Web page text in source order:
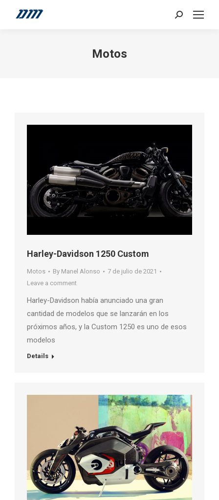
Search:
Motos
Harley-Davidson 1250 Custom
Motos By Manel Alonso
7 de julio de 2021
Leave a comment
Harley-Davidson había anunciado una gran
cantidad de modelos que se lanzarán en los
próximos años, y la Custom 1250 es uno de esos
modelos
Details